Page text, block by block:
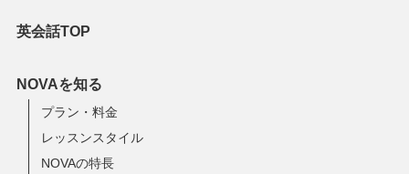
英会話TOP
NOVAを知る
プラン・料金
レッスンスタイル
NOVAの特長